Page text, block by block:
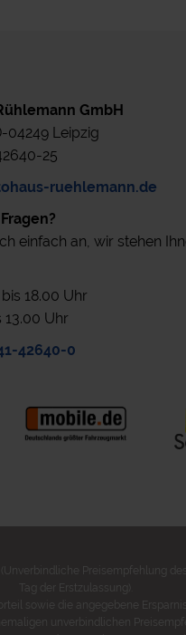
GmbH
04249 Leipzig
25
ruehlemann.de
einfach an, wir stehen
18.00 Uhr
13.00 Uhr
42640-0
Preisempfehlung
Tag der Erstzulassung).
sowie die angegebene
unverbindlichen